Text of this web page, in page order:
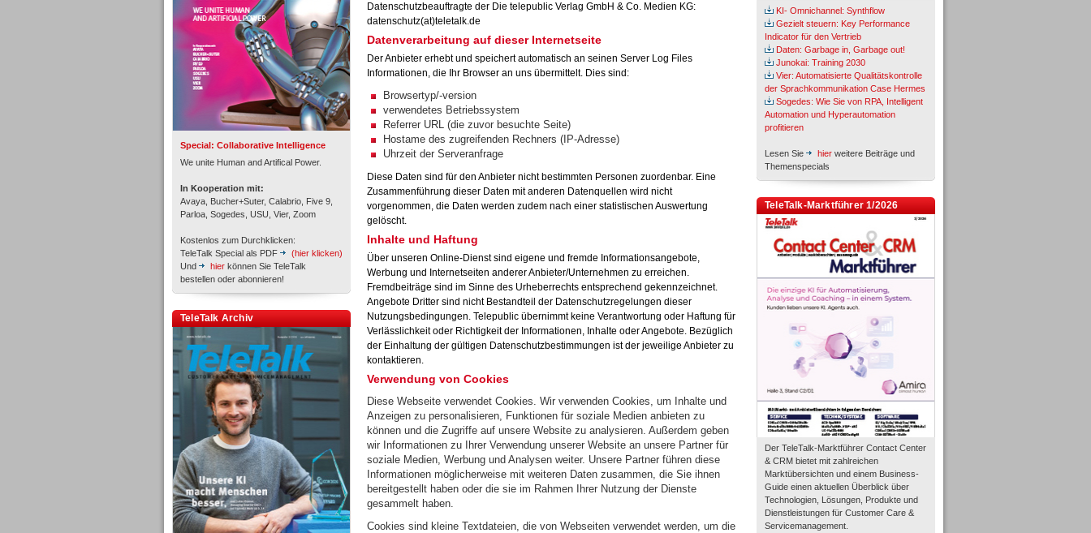
Special: Collaborative Intelligence
We unite Human and Artifical Power.
In Kooperation mit:
Avaya, Bucher+Suter, Calabrio, Five 9,
Parloa, Sogedes, USU, Vier, Zoom
Kostenlos zum Durchklicken:
TeleTalk Special als PDF
(hier klicken)
Und
hier können Sie TeleTalk
bestellen oder abonnieren!
TeleTalk Archiv
Inbound
Inbound
Inbound
Datenschutzbeauftragte der Die telepublic Verlag GmbH & Co. Medien KG:
datenschutz(at)teletalk.de
Datenverarbeitung auf dieser Internetseite
Der Anbieter erhebt und speichert automatisch an seinen Server Log Files
Informationen, die Ihr Browser an uns übermittelt. Dies sind:
Browsertyp/-version
verwendetes Betriebssystem
Referrer URL (die zuvor besuchte Seite)
Hostame des zugreifenden Rechners (IP-Adresse)
Uhrzeit der Serveranfrage
Diese Daten sind für den Anbieter nicht bestimmten Personen zuordenbar. Eine
Zusammenführung dieser Daten mit anderen Datenquellen wird nicht
vorgenommen, die Daten werden zudem nach einer statistischen Auswertung
gelöscht.
Inhalte und Haftung
Über unseren Online-Dienst sind eigene und fremde Informationsangebote,
Werbung und Internetseiten anderer Anbieter/Unternehmen zu erreichen.
Fremdbeiträge sind im Sinne des Urheberrechts entsprechend gekennzeichnet.
Angebote Dritter sind nicht Bestandteil der Datenschutzregelungen dieser
Nutzungsbedingungen. Telepublic übernimmt keine Verantwortung oder Haftung für
Verlässlichkeit oder Richtigkeit der Informationen, Inhalte oder Angebote. Bezüglich
der Einhaltung der gültigen Datenschutzbestimmungen ist der jeweilige Anbieter zu
kontaktieren.
Verwendung von Cookies
Diese Webseite verwendet Cookies. Wir verwenden Cookies, um Inhalte und
Anzeigen zu personalisieren, Funktionen für soziale Medien anbieten zu
können und die Zugriffe auf unsere Website zu analysieren. Außerdem geben
wir Informationen zu Ihrer Verwendung unserer Website an unsere Partner für
soziale Medien, Werbung und Analysen weiter. Unsere Partner führen diese
Informationen möglicherweise mit weiteren Daten zusammen, die Sie ihnen
bereitgestellt haben oder die sie im Rahmen Ihrer Nutzung der Dienste
gesammelt haben.
Cookies sind kleine Textdateien, die von Webseiten verwendet werden, um die
KI- Omnichannel: Synthflow
Gezielt steuern: Key Performance
Indicator für den Vertrieb
Daten: Garbage in, Garbage out!
Junokai: Training 2030
Vier: Automatisierte Qualitätskontrolle
der Sprachkommunikation Case Hermes
Sogedes: Wie Sie von RPA, Intelligent
Automation und Hyperautomation
profitieren
Lesen Sie hier weitere Beiträge und
Themenspecials
TeleTalk-Marktführer 1/2026
Der TeleTalk-Marktführer Contact Center
& CRM bietet mit zahlreichen
Marktübersichten und einem Business-
Guide einen aktuellen Überblick über
Technologien, Lösungen, Produkte und
Dienstleistungen für Customer Care &
Servicemanagement.